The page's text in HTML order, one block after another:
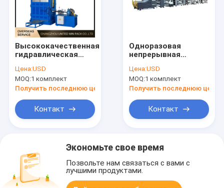
Высококачественная
гидравлическая
машина Сильное
сжатие Стабильная
производительность
мешка
Цена:USD
MOQ:1 комплект
Получить последнюю цену
Контакт
Одноразовая
непрерывная
машина для pp
тканевой сумки
Цена:USD
MOQ:1 комплект
Получить последнюю цену
Контакт
Экономьте свое время
Позвольте нам связаться с вами с
лучшими продуктами.